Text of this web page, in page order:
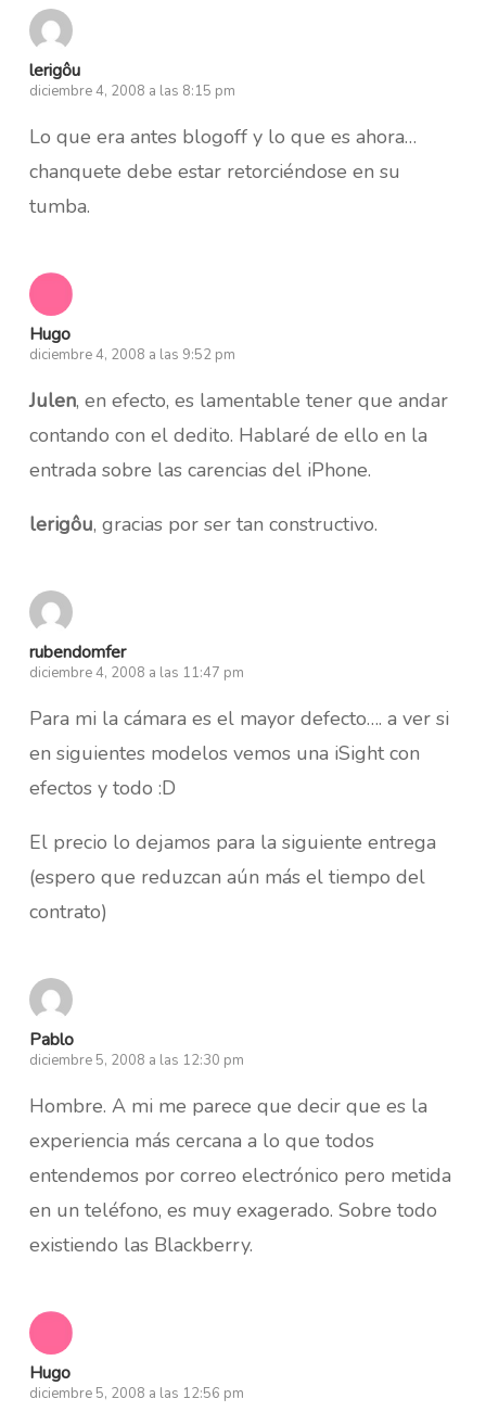
lerigôu
diciembre 4, 2008 a las 8:15 pm
Lo que era antes blogoff y lo que es ahora…
chanquete debe estar retorciéndose en su
tumba.
Hugo
diciembre 4, 2008 a las 9:52 pm
Julen, en efecto, es lamentable tener que andar
contando con el dedito. Hablaré de ello en la
entrada sobre las carencias del iPhone.
lerigôu, gracias por ser tan constructivo.
rubendomfer
diciembre 4, 2008 a las 11:47 pm
Para mi la cámara es el mayor defecto…. a ver si
en siguientes modelos vemos una iSight con
efectos y todo :D
El precio lo dejamos para la siguiente entrega
(espero que reduzcan aún más el tiempo del
contrato)
Pablo
diciembre 5, 2008 a las 12:30 pm
Hombre. A mi me parece que decir que es la
experiencia más cercana a lo que todos
entendemos por correo electrónico pero metida
en un teléfono, es muy exagerado. Sobre todo
existiendo las Blackberry.
Hugo
diciembre 5, 2008 a las 12:56 pm